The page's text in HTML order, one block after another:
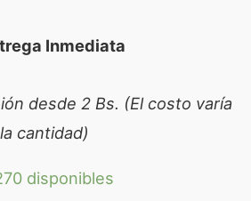
Inmediata
desde 2 Bs. (El costo varía
cantidad)
disponibles